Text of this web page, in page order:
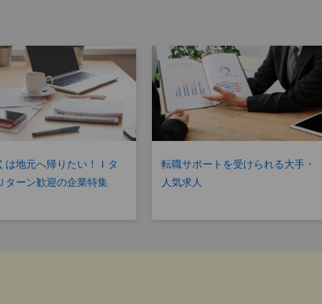
は地元へ帰りたい！Ｉタ
ターン歓迎の企業特集
転職サポートを受けられる大手・
人気求人